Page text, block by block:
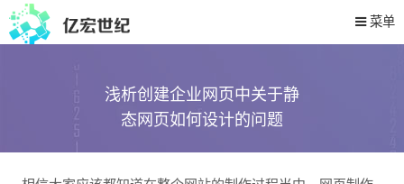
菜单
浅析创建企业网页中关于静
态网页如何设计的问题